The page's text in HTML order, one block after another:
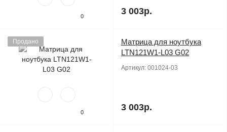
0 3 003р.
Продано
0
Матрица для ноутбука
LTN121W1-L03 G02
Артикул: 001024-03
3 003р.